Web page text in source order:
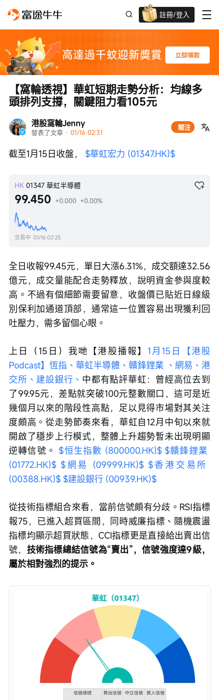
註冊/登入
迎新驚喜賞 股票/BTC等任你揀!
港股窩輪Jenny
發表了文章 · 01/16 02:31
關注
【窩輪透視】華虹短期走勢分析：均線多
頭排列支撐，關鍵阻力看105元
截至1月15日收盤， $華虹宏力 (01347.HK)$
HK 01347 華虹半導體
99.450 +0.000 +0.00%
交易中 01/16 02:25
全日收報99.45元，單日大漲6.31%，成交額達32.56
億元，成交量能配合走勢釋放，說明資金參與度較
高。不過有個細節需要留意，收盤價已貼近日線級
別保利加通道頂部，通常這一位置容易出現獲利回
吐壓力，需多留個心眼。
上日（15日）我哋【港股播報】 1月15日【港股
Podcast】恆指、華虹半導體、贛鋒鋰業 、網易、港
交所、建設銀行、 中都有點評華虹：曾經高位去到
了99.95元，差點就突破100元整數關口，這可是近
幾個月以來的階段性高點，足以見得市場對其关注
度頗高。從走勢節奏來看，華虹自12月中旬以來就
開啟了穩步上行模式，整體上升趨勢暫未出現明顯
逆轉信號。 $恒生指數 (800000.HK)$ $贛鋒鋰業
(01772.HK)$ $網易 (09999.HK)$ $香港交易所
(00388.HK)$ $建設銀行 (00939.HK)$
從技術指標組合來看，當前信號頗有分歧。RSI指標
報75，已進入超買區間，同時威廉指標、隨機震盪
指標均顯示超買狀態，CCI指標更是直接給出賣出信
號， 技術指標總結信號為“賣出”，信號強度達9級，
屬於相對強烈的提示。